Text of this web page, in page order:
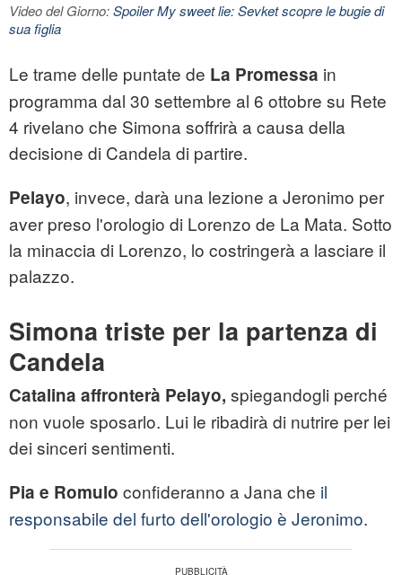
Video del Giorno:Spoiler My sweet lie: Sevket scopre le bugie di
sua figlia
Le trame delle puntate de La Promessa in
programma dal 30 settembre al 6 ottobre su Rete
4 rivelano che Simona soffrirà a causa della
decisione di Candela di partire.
Pelayo, invece, darà una lezione a Jeronimo per
aver preso l'orologio di Lorenzo de La Mata. Sotto
la minaccia di Lorenzo, lo costringerà a lasciare il
palazzo.
Simona triste per la partenza di
Candela
Catalina affronterà Pelayo, spiegandogli perché
non vuole sposarlo. Lui le ribadirà di nutrire per lei
dei sinceri sentimenti.
Pia e Romulo confideranno a Jana che il
responsabile del furto dell'orologio è Jeronimo.